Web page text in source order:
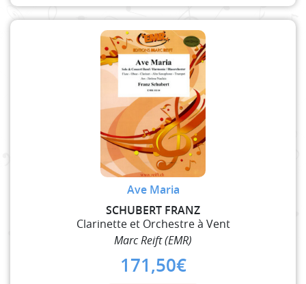
Ave Maria
SCHUBERT FRANZ
Clarinette et Orchestre à Vent
Marc Reift (EMR)
171,50€